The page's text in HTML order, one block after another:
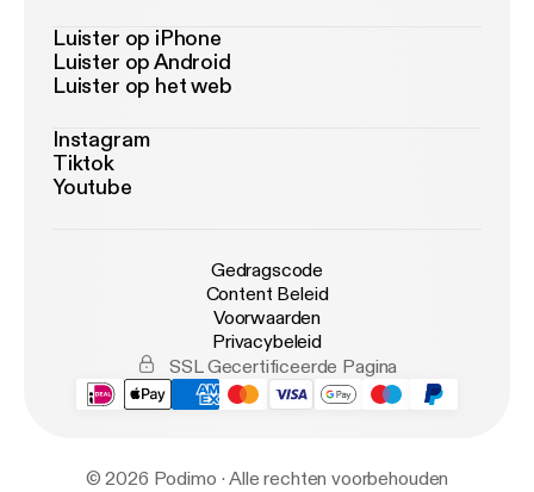
Luister op iPhone
Luister op Android
Luister op het web
Instagram
Tiktok
Youtube
Gedragscode
Content Beleid
Voorwaarden
Privacybeleid
SSL Gecertificeerde Pagina
© 2026 Podimo · Alle rechten voorbehouden